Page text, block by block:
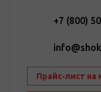
+7 (800)
Прайс-лист на